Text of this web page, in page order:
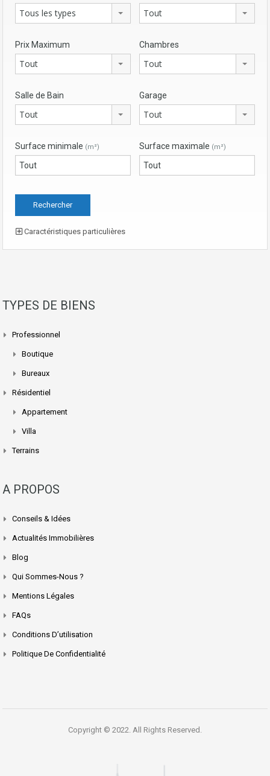
Tous les types Tout
Prix Maximum
Tout
Chambres
Tout
Salle de Bain
Tout
Garage
Tout
Surface minimale (m²) Surface maximale (m²)
Caractéristiques particulières
TYPES DE BIENS
Professionnel
Boutique
Bureaux
Résidentiel
Appartement
Villa
Terrains
A PROPOS
Conseils & Idées
Actualités Immobilières
Blog
Qui Sommes-Nous ?
Mentions Légales
FAQs
Conditions D’utilisation
Politique De Confidentialité
Copyright © 2022. All Rights Reserved.